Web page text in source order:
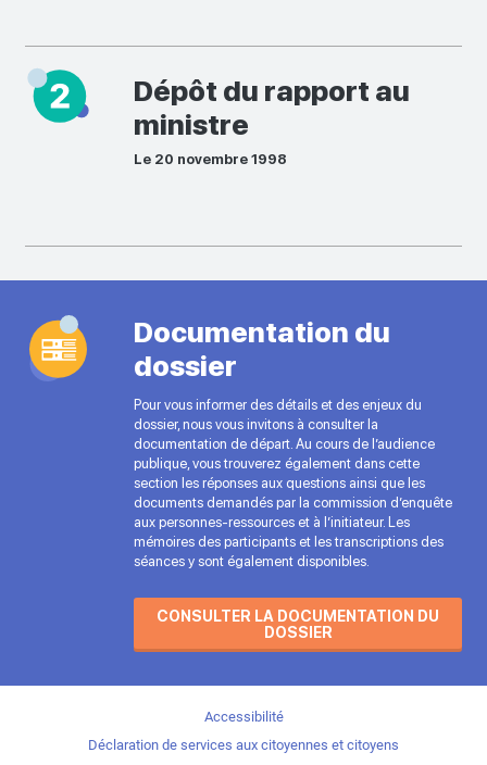
Dépôt du rapport au
ministre
Le 20 novembre 1998
Documentation du
dossier
Pour vous informer des détails et des enjeux du
dossier, nous vous invitons à consulter la
documentation de départ. Au cours de l’audience
publique, vous trouverez également dans cette
section les réponses aux questions ainsi que les
documents demandés par la commission d’enquête
aux personnes-ressources et à l’initiateur. Les
mémoires des participants et les transcriptions des
séances y sont également disponibles.
CONSULTER LA DOCUMENTATION DU
DOSSIER
Accessibilité
Déclaration de services aux citoyennes et citoyens